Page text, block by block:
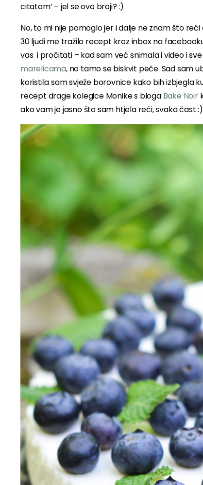
citatom’ – jel se ovo broji? :)
No, to mi nije pomoglo jer i dalje ne znam što
30 ljudi me tražilo recept kroz inbox na
vas i pročitati – kad sam već snimala i video i
marelicama, no tamo se biskvit peče. Sad sam
koristila sam svježe borovnice kako bih izbjegla
recept drage kolegice Monike s bloga Bake Noir
ako vam je jasno što sam htjela reći, svaka čast :)